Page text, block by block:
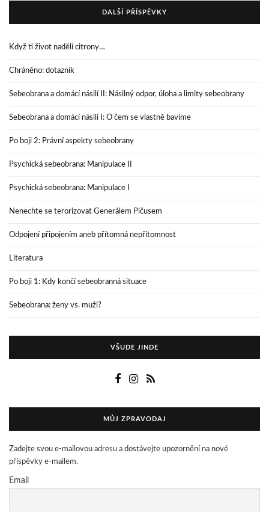
DALŠÍ PŘÍSPĚVKY
Když ti život nadělí citrony…
Chráněno: dotazník
Sebeobrana a domácí násilí II: Násilný odpor, úloha a limity sebeobrany
Sebeobrana a domácí násilí I: O čem se vlastně bavíme
Po boji 2: Právní aspekty sebeobrany
Psychická sebeobrana: Manipulace II
Psychická sebeobrana: Manipulace I
Nenechte se terorizovat Generálem Pičusem
Odpojení připojením aneb přítomná nepřítomnost
Literatura
Po boji 1: Kdy končí sebeobranná situace
Sebeobrana: ženy vs. muži?
VŠUDE JINDE
MŮJ ZPRAVODAJ
Zadejte svou e-mailovou adresu a dostávejte upozornění na nové
příspěvky e-mailem.
Email